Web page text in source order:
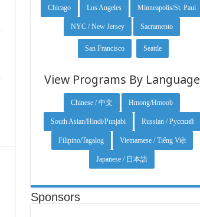
Chicago Los Angeles Minneapolis/St. Paul
NYC / New Jersey Sacramento
San Francisco Seattle
View Programs By Language
Chinese / 中文 Hmong/Hmoob
South Asian/Hindi/Punjabi Russian / Русский
Filipino/Tagalog Vietnamese / Tiếng Việt
Japanese / 日本語
Sponsors